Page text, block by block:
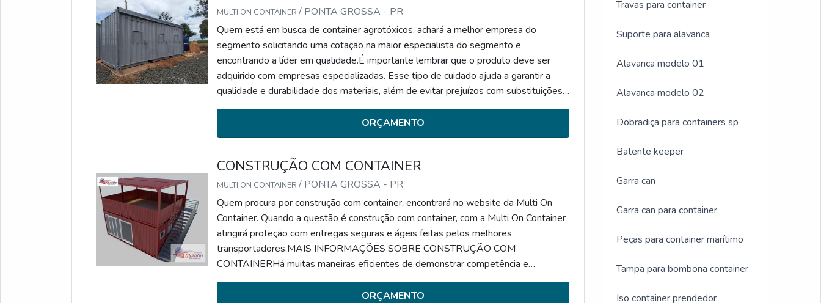
MULTI ON CONTAINER / PONTA GROSSA - PR
Quem está em busca de container agrotóxicos, achará a melhor empresa do
segmento solicitando uma cotação na maior especialista do segmento e
encontrando a líder em qualidade.É importante lembrar que o produto deve ser
adquirido com empresas especializadas. Esse tipo de cuidado ajuda a garantir a
qualidade e durabilidade dos materiais, além de evitar prejuízos com substituições
frequentes de peças defeituosas. Assim, é possível poupar ga...
ORÇAMENTO
CONSTRUÇÃO COM CONTAINER
MULTI ON CONTAINER / PONTA GROSSA - PR
Quem procura por construção com container, encontrará no website da Multi On
Container. Quando a questão é construção com container, com a Multi On Container
atingirá proteção com entregas seguras e ágeis feitas pelos melhores
transportadores.MAIS INFORMAÇÕES SOBRE CONSTRUÇÃO COM
CONTAINERHá muitas maneiras eficientes de demonstrar competência e
excelência em sua área de atuação. A Multi On Container foca seus esforços em
ORÇAMENTO
Travas para container
Suporte para alavanca
Alavanca modelo 01
Alavanca modelo 02
Dobradiça para containers sp
Batente keeper
Garra can
Garra can para container
Peças para container marítimo
Tampa para bombona container
Iso container prendedor